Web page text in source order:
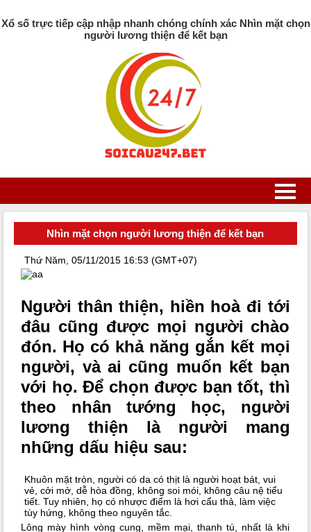
Xổ số trực tiếp cập nhập nhanh chóng chính xác Nhìn mặt chọn
người lương thiện để kết bạn
Nhìn mặt chọn người lương thiện để kết bạn
Thứ Năm, 05/11/2015 16:53 (GMT+07)
Người thân thiện, hiền hoà đi tới
đâu cũng được mọi người chào
đón. Họ có khả năng gắn kết mọi
người, và ai cũng muốn kết bạn
với họ. Để chọn được bạn tốt, thì
theo nhân tướng học, người
lương thiện là người mang
những dấu hiệu sau:
Khuôn mặt tròn, người có da có thịt là người hoạt bát, vui
vẻ, cởi mở, dễ hòa đồng, không soi mói, không câu nệ tiểu
tiết. Tuy nhiên, họ có nhược điểm là hơi cẩu thả, làm việc
tùy hứng, không theo nguyên tắc.
Lông mày hình vòng cung, mềm mại, thanh tú, nhất là khi